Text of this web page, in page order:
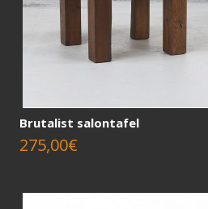
Brutalist salontafel
275,00€